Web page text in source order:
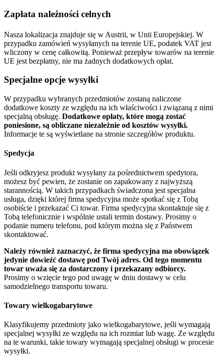
Zapłata należności celnych
Nasza lokalizacja znajduje się w Austrii, w Unii Europejskiej. W
przypadku zamówień wysyłanych na terenie UE, podatek VAT jest
wliczony w cenę całkowitą. Ponieważ przepływ towarów na terenie
UE jest bezpłatny, nie ma żadnych dodatkowych opłat.
Specjalne opcje wysyłki
W przypadku wybranych przedmiotów zostaną naliczone
dodatkowe koszty ze względu na ich właściwości i związaną z nimi
specjalną obsługę. Dodatkowe opłaty, które mogą zostać
poniesione, są obliczane niezależnie od kosztów wysyłki.
Informacje te są wyświetlane na stronie szczegółów produktu.
Spedycja
Jeśli odkryjesz produkt wysyłany za pośrednictwem spedytora,
możesz być pewien, że zostanie on zapakowany z najwyższą
starannością. W takich przypadkach świadczona jest specjalna
usługa, dzięki której firma spedycyjna może spotkać się z Tobą
osobiście i przekazać Ci towar. Firma spedycyjna skontaktuje się z
Tobą telefonicznie i wspólnie ustali termin dostawy. Prosimy o
podanie numeru telefonu, pod którym można się z Państwem
skontaktować.
Należy również zaznaczyć, że firma spedycyjna ma obowiązek
jedynie dowieźć dostawę pod Twój adres. Od tego momentu
towar uważa się za dostarczony i przekazany odbiorcy.
Prosimy o wzięcie tego pod uwagę w dniu dostawy w celu
samodzielnego transportu towaru.
Towary wielkogabarytowe
Klasyfikujemy przedmioty jako wielkogabarytowe, jeśli wymagają
specjalnej wysyłki ze względu na ich rozmiar lub wagę. Ze względu
na te warunki, takie towary wymagają specjalnej obsługi w procesie
wysyłki.